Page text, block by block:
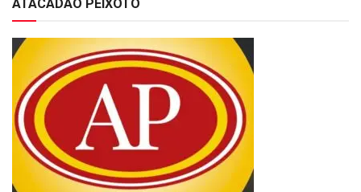
ATACADÃO PEIXOTO